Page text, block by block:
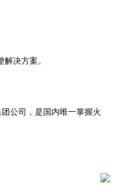
方案。
司，是国内唯一掌握火